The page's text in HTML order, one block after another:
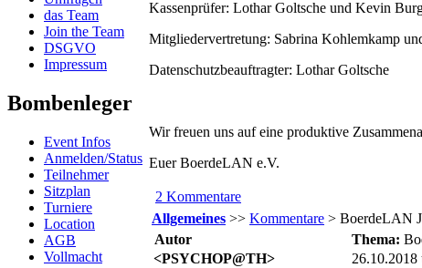
das Team
Join the Team
DSGVO
Impressum
Bombenleger
Event Infos
Anmelden/Status
Teilnehmer
Sitzplan
Turniere
Location
AGB
Vollmacht
Kassenprüfer: Lothar Goltsche und Kevin
Mitgliedervertretung: Sabrina Kohlemkamp
Datenschutzbeauftragter: Lothar Goltsche
Wir freuen uns auf eine produktive
Euer BoerdeLAN e.V.
2 Kommentare
Allgemeines >> Kommentare > BoerdeLAN
Autor
Thema:
<PSYCHOP@TH>
26.10.2018